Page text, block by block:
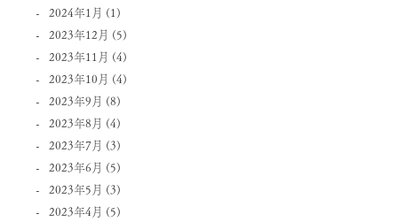
2024年1月 (1)
2023年12月 (5)
2023年11月 (4)
2023年10月 (4)
2023年9月 (8)
2023年8月 (4)
2023年7月 (3)
2023年6月 (5)
2023年5月 (3)
2023年4月 (5)